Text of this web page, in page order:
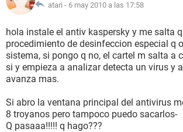
atari - 6 may 2010 a las 17:58
hola instale el antiv kaspersky y me salta
procedimiento de desinfeccion especial q
sistema, si pongo q no, el cartel m salta a
si y empieza a analizar detecta un virus y
avanza mas.
Si abro la ventana principal del antivirus
8 troyanos pero tampoco puedo sacarlos-
Q pasaaa!!!!! q hago???